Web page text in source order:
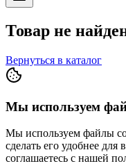
Товар не
Вернуться в каталог
Мы используем
Мы используем файлы
сделать его удобнее для
соглашаетесь с нашей